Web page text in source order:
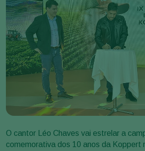
O cantor Léo Chaves vai estrelar a
comemorativa dos 10 anos da Koppert